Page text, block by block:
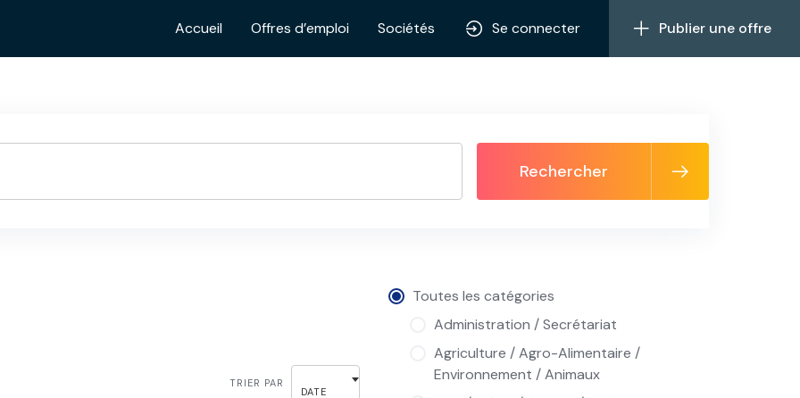
Accueil Offres d’emploi Sociétés Se connecter Publier une offre
Rechercher
TRIER PAR
DATE
Toutes les catégories
Administration / Secrétariat
Agriculture / Agro-Alimentaire /
Environnement / Animaux